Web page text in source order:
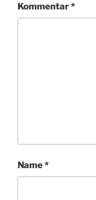
Kommentar*
Name*